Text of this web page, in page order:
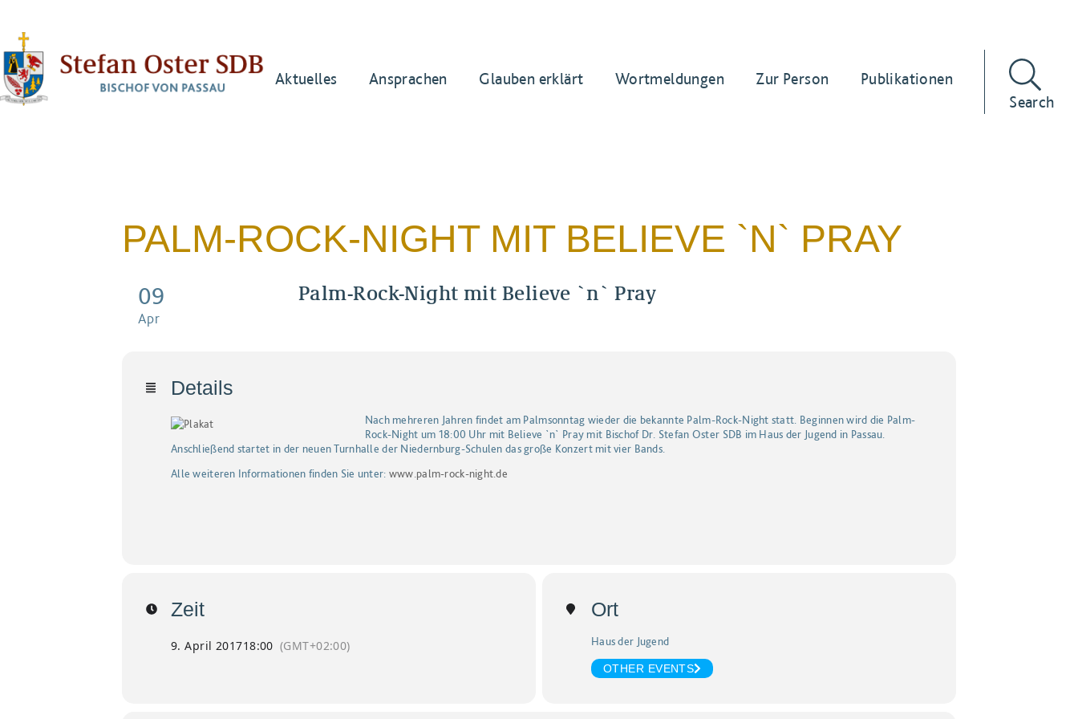
Aktuelles Ansprachen Glauben erklärt Wortmeldungen Zur Person
Publikationen
Search
PALM-ROCK-NIGHT MIT BELIEVE `N` PRAY
09
Apr
Palm-Rock-Night mit Believe `n` Pray
Details
Nach mehreren Jahren findet am Palmsonntag wieder die bekannte Palm-Rock-Night statt. Beginnen wird die Palm-
Rock-Night um 18:00 Uhr mit Believe `n` Pray mit Bischof Dr. Stefan Oster SDB im Haus der Jugend in Passau.
Anschließend startet in der neuen Turnhalle der Niedernburg-Schulen das große Konzert mit vier Bands.
Alle weiteren Informationen finden Sie unter: www.palm-rock-night.de
Zeit
9. April 201718:00 (GMT+02:00)
Ort
Haus der Jugend
OTHER EVENTS